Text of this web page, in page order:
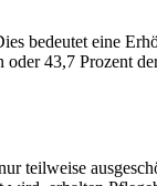
bedeutet eine
43,7 Prozent
teilweise